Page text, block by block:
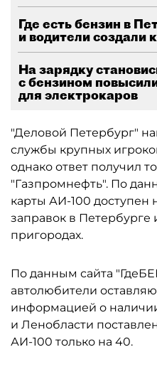
Где есть бензин в
и водители создали
На зарядку
с бензином
для электрокаров
"Деловой Петербург"
службы крупных
однако ответ получил
"Газпромнефть". По
карты АИ-100 доступен
заправок в
пригородах.
По данным сайта
автолюбители
информацией о
и Ленобласти
АИ-100 только на 40.